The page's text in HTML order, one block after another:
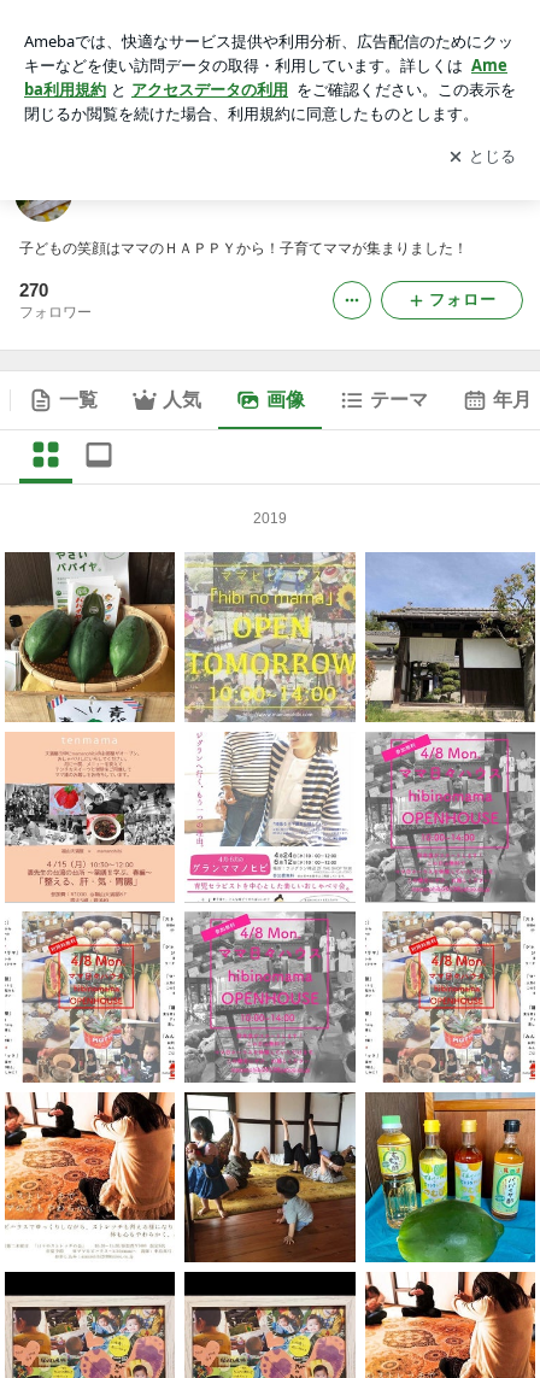
アプリをダウンロードして ブログの更新通知
を受け取りまし
ょう。
開く
子どもの笑顔はママのＨＡＰＰＹから！子育てママが集まりました！
270
フォロワー
フォロー
一覧 人気 画像 テーマ 年月
2019